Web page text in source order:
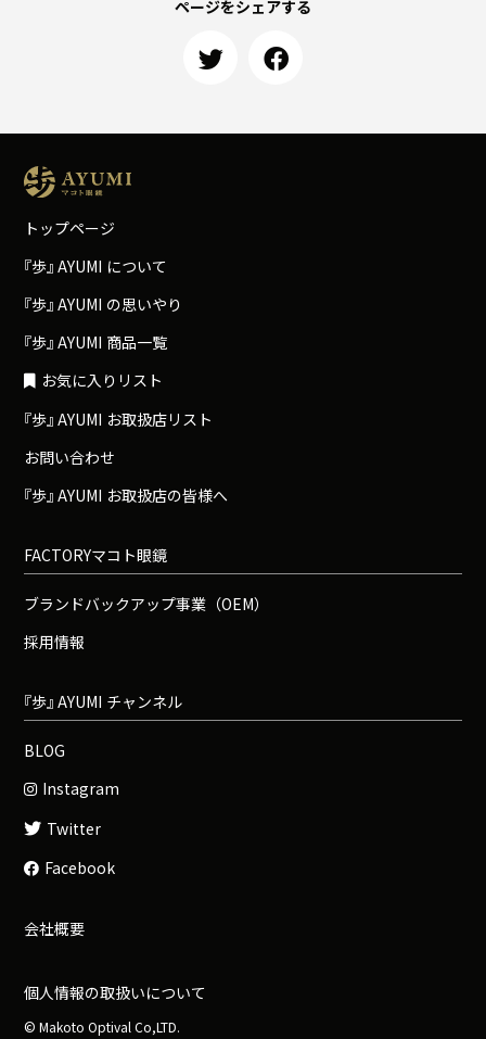
ページをシェアする
トップページ
『歩』AYUMI について
『歩』AYUMI の思いやり
『歩』AYUMI 商品一覧
お気に入りリスト
『歩』AYUMI お取扱店リスト
お問い合わせ
『歩』AYUMI お取扱店の皆様へ
FACTORYマコト眼鏡
ブランドバックアップ事業（OEM）
採用情報
『歩』AYUMI チャンネル
BLOG
Instagram
Twitter
Facebook
会社概要
個人情報の取扱いについて
© Makoto Optival Co,LTD.